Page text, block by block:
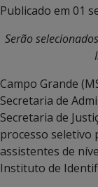
Publicado em 01
Serão
Campo Grande
Secretaria de
Secretaria de
processo seletivo
assistentes de
Instituto de